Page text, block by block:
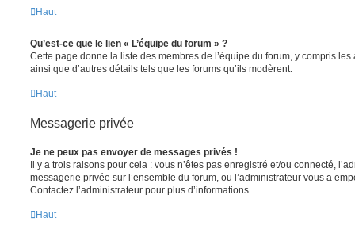
Haut
Qu’est-ce que le lien « L’équipe du forum » ?
Cette page donne la liste des membres de l’équipe du forum, y compris
ainsi que d’autres détails tels que les forums qu’ils modèrent.
Haut
Messagerie privée
Je ne peux pas envoyer de messages privés !
Il y a trois raisons pour cela : vous n’êtes pas enregistré et/ou connecté,
messagerie privée sur l’ensemble du forum, ou l’administrateur vous a
Contactez l’administrateur pour plus d’informations.
Haut